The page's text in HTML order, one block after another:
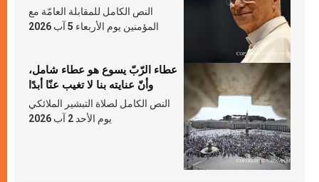
النص الكامل للمقابلة العامّة مع
المؤمنين يوم الأربعاء 5 آب 2026
عطاء الرّبّ يسوع هو عطاء شامل،
وأنّ عنايته بنا لا تغيب عنّا أبدًا
النص الكامل لصلاة التبشير الملائكي
يوم الأحد 2 آب 2026